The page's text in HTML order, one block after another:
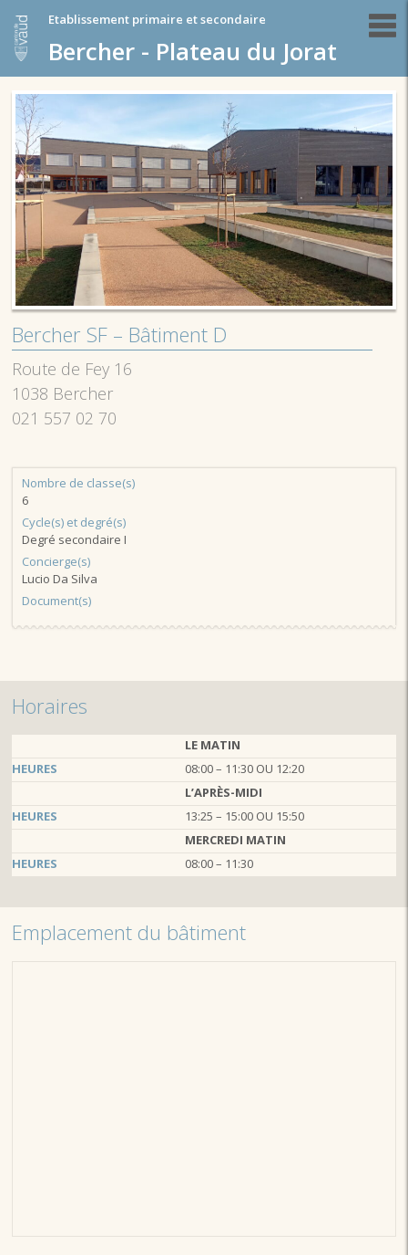
Etablissement primaire et secondaire
Bercher - Plateau du Jorat
Bercher SF – Bâtiment D
Route de Fey 16
1038 Bercher
021 557 02 70
Nombre de classe(s)
6
Cycle(s) et degré(s)
Degré secondaire I
Concierge(s)
Lucio Da Silva
Document(s)
Horaires
LE MATIN
HEURES
08:00 – 11:30 OU 12:20
L’APRÈS-MIDI
HEURES
13:25 – 15:00 OU 15:50
MERCREDI MATIN
HEURES
08:00 – 11:30
Emplacement du bâtiment